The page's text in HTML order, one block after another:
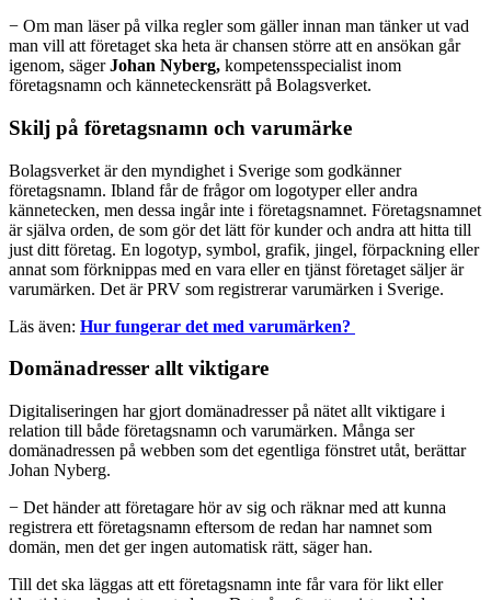
− Om man läser på vilka regler som gäller innan man tänker ut vad
man vill att företaget ska heta är chansen större att en ansökan går
igenom, sägerJohan Nyberg, kompetensspecialist inom
företagsnamn och känneteckensrätt på Bolagsverket.
Skilj på företagsnamn och varumärke
Bolagsverket är den myndighet i Sverige som godkänner
företagsnamn. Ibland får de frågor om logotyper eller andra
kännetecken, men dessa ingår inte i företagsnamnet. Företagsnamnet
är själva orden, de som gör det lätt för kunder och andra att hitta till
just ditt företag. En logotyp, symbol, grafik, jingel, förpackning eller
annat som förknippas med en vara eller en tjänst företaget säljer är
varumärken. Det är PRV som registrerar varumärken i Sverige.
Läs även: Hur fungerar det med varumärken?
Domänadresser allt viktigare
Digitaliseringen har gjort domänadresser på nätet allt viktigare i
relation till både företagsnamn och varumärken. Många ser
domänadressen på webben som det egentliga fönstret utåt, berättar
Johan Nyberg.
− Det händer att företagare hör av sig och räknar med att kunna
registrera ett företagsnamn eftersom de redan har namnet som
domän, men det ger ingen automatisk rätt, säger han.
Till det ska läggas att ett företagsnamn inte får vara för likt eller